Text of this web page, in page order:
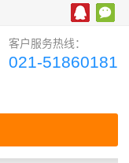
客户服务热线：
021-51860181